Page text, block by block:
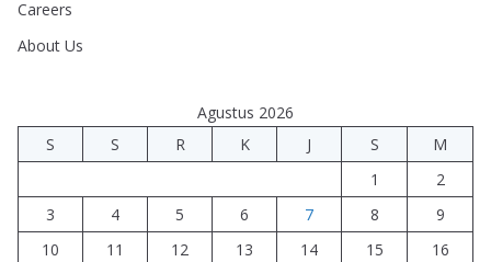
Careers
About Us
Agustus 2026
S
S R K J S
M
1
2
3
4 5 6 7 8
9
10
11 12 13 14 15
16